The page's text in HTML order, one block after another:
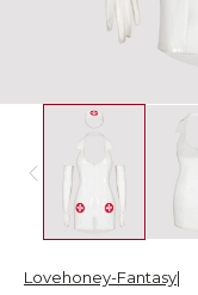
Lovehoney-Fantasy